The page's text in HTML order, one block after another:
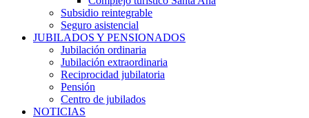
Subsidio reintegrable
Seguro asistencial
JUBILADOS Y PENSIONADOS
Jubilación ordinaria
Jubilación extraordinaria
Reciprocidad jubilatoria
Pensión
Centro de jubilados
NOTICIAS